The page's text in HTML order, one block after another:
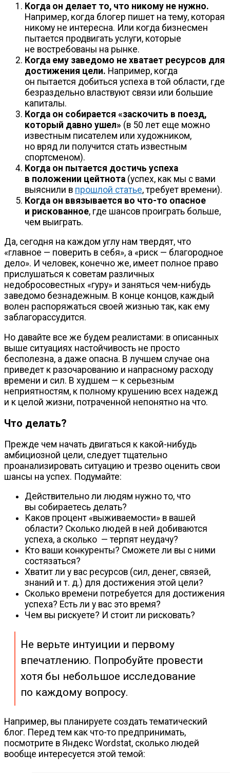
Когда он делает то, что никому не нужно.
Например, когда блогер пишет на тему, которая
никому не интересна. Или когда бизнесмен
пытается продвигать услуги, которые
не востребованы на рынке.
Когда ему заведомо не хватает ресурсов для
достижения цели. Например, когда
он пытается добиться успеха в той области, где
безраздельно властвуют связи или большие
капиталы.
Когда он собирается «заскочить в поезд,
который давно ушел» (в 50 лет еще можно
известным писателем или художником,
но вряд ли получится стать известным
спортсменом).
Когда он пытается достичь успеха
в положении цейтнота (успех, как мы с вами
выяснили в прошлой статье, требует времени).
Когда он ввязывается во что-то опасное
и рискованное, где шансов проиграть больше,
чем выиграть.
Да, сегодня на каждом углу нам твердят, что
«главное — поверить в себя», а «риск — благородное
дело». И человек, конечно же, имеет полное право
прислушаться к советам различных
недобросовестных «гуру» и заняться чем-нибудь
заведомо безнадежным. В конце концов, каждый
волен распоряжаться своей жизнью так, как ему
заблагорассудится.
Но давайте все же будем реалистами: в описанных
выше ситуациях настойчивость не просто
бесполезна, а даже опасна. В лучшем случае она
приведет к разочарованию и напрасному расходу
времени и сил. В худшем — к серьезным
неприятностям, к полному крушению всех надежд
и к целой жизни, потраченной непонятно на что.
Что делать?
Прежде чем начать двигаться к какой-нибудь
амбициозной цели, следует тщательно
проанализировать ситуацию и трезво оценить свои
шансы на успех. Подумайте:
Действительно ли людям нужно то, что
вы собираетесь делать?
Каков процент «выживаемости» в вашей
области? Сколько людей в ней добиваются
успеха, а сколько — терпят неудачу?
Кто ваши конкуренты? Сможете ли вы с ними
состязаться?
Хватит ли у вас ресурсов (сил, денег, связей,
знаний и т. д.) для достижения этой цели?
Сколько времени потребуется для достижения
успеха? Есть ли у вас это время?
Чем вы рискуете? И стоит ли рисковать?
Не верьте интуиции и первому
впечатлению. Попробуйте провести
хотя бы небольшое исследование
по каждому вопросу.
Например, вы планируете создать тематический
блог. Перед тем как что-то предпринимать,
посмотрите в Яндекс Wordstat, сколько людей
вообще интересуется этой темой: